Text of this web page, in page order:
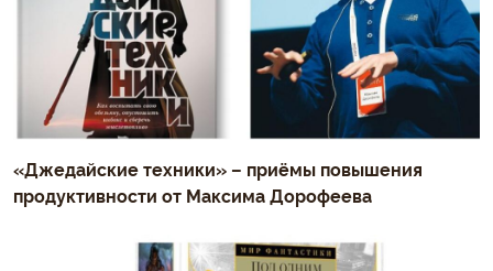
«Джедайские техники» – приёмы повышения
продуктивности от Максима Дорофеева